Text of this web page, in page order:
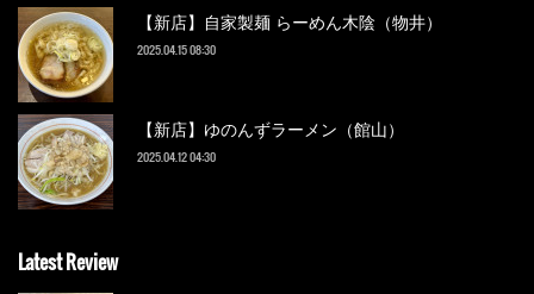
【新店】自家製麺 らーめん木陰（物井）
2025.04.15 08:30
【新店】ゆのんずラーメン（館山）
2025.04.12 04:30
Latest Review